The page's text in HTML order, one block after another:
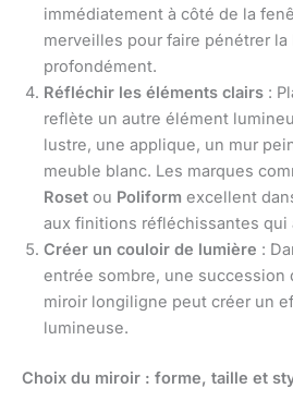
immédiatement à côté de la
merveilles pour faire pénétrer la
profondément.
Réfléchir les éléments clairs :
reflète un autre élément
lustre, une applique, un mur
meuble blanc. Les marques
Roset ou Poliform excellent
aux finitions réfléchissantes
Créer un couloir de lumière :
entrée sombre, une succession
miroir longiligne peut créer un
lumineuse.
Choix du miroir : forme, taille et